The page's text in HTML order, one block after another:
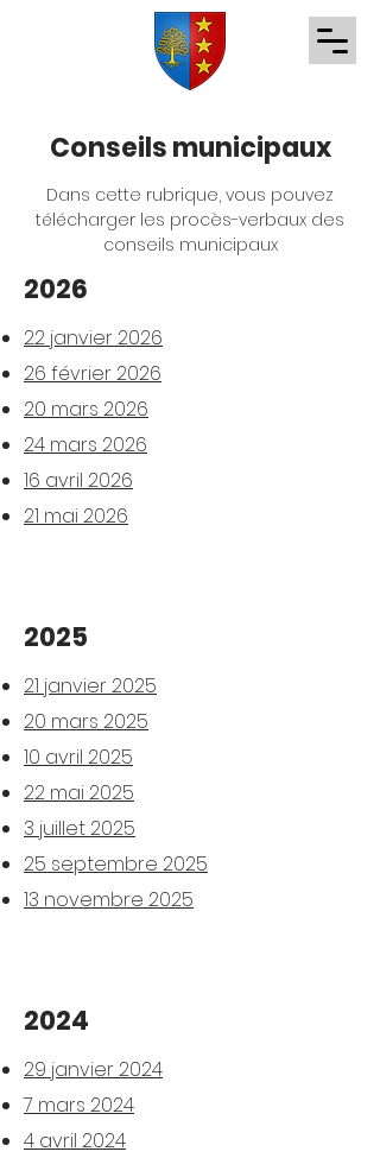
Conseils municipaux
Dans cette rubrique, vous pouvez
télécharger les procès-verbaux des
conseils municipaux
2026
22 janvier 2026
26 février 2026
20 mars 2026
24 mars 2026
16 avril 2026
21 mai 2026
2025
21 janvier 2025
20 mars 2025
10 avril 2025
22 mai 2025
3 juillet 2025
25 septembre 2025
13 novembre 2025
2024
29 janvier 2024
7 mars 2024
4 avril 2024